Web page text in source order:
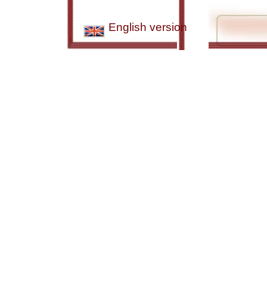
English version